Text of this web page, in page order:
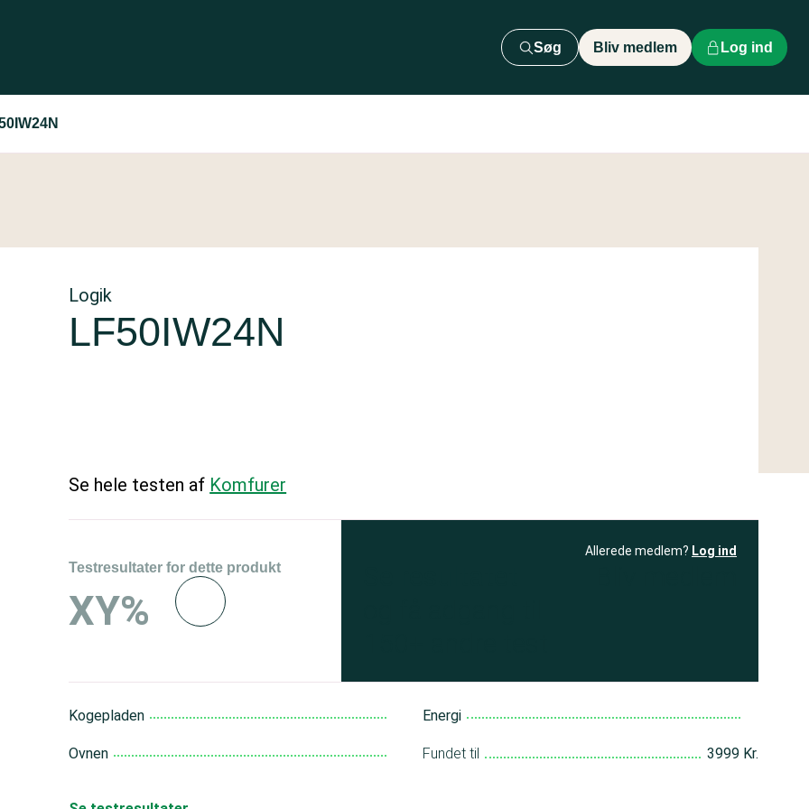
Søg Bliv medlem Log ind
Logik
LF50IW24N
Se hele testen af Komfurer
Testresultater for dette produkt
XY%
Allerede medlem? Log ind
Kogepladen
Ovnen
Energi
Fundet til 3999 Kr.